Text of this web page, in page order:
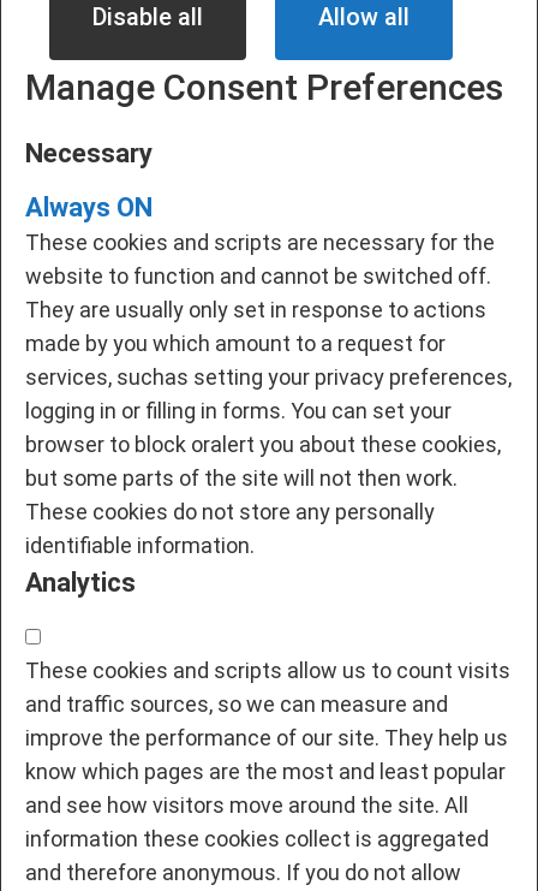
Disable all Allow all
Manage Consent Preferences
Necessary
Always ON
These cookies and scripts are necessary for the
website to function and cannot be switched off.
They are usually only set in response to actions
made by you which amount to a request for
services, suchas setting your privacy preferences,
logging in or filling in forms. You can set your
browser to block oralert you about these cookies,
but some parts of the site will not then work.
These cookies do not store any personally
identifiable information.
Analytics
These cookies and scripts allow us to count visits
and traffic sources, so we can measure and
improve the performance of our site. They help us
know which pages are the most and least popular
and see how visitors move around the site. All
information these cookies collect is aggregated
and therefore anonymous. If you do not allow